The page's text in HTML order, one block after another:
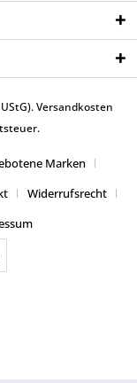
Versandkosten
Marken
Widerrufsrecht